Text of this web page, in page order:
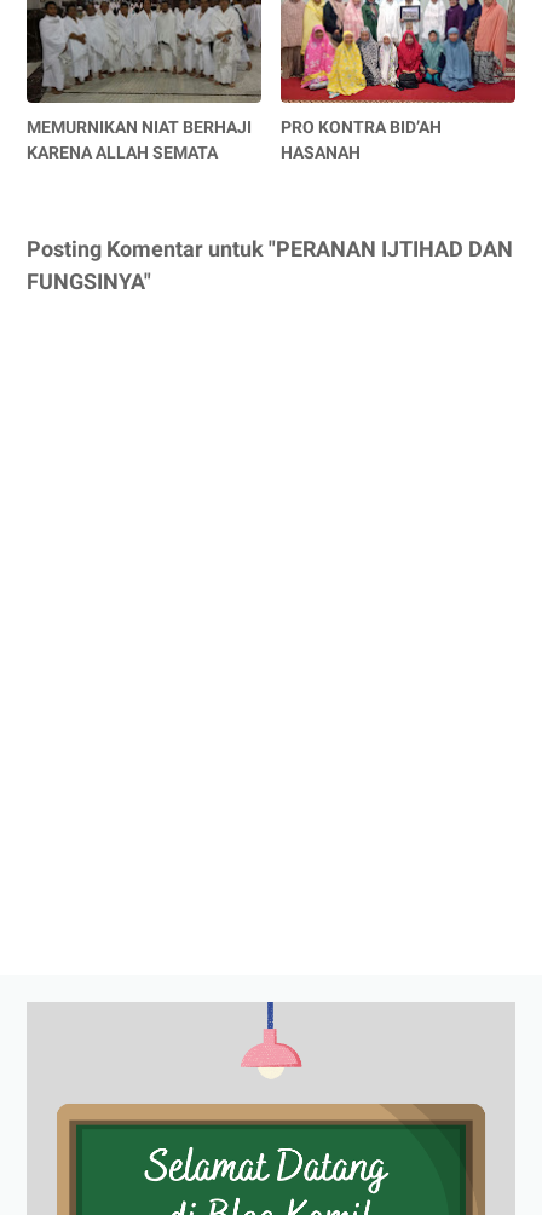
MEMURNIKAN NIAT BERHAJI
KARENA ALLAH SEMATA
PRO KONTRA BID’AH
HASANAH
Posting Komentar untuk "PERANAN IJTIHAD DAN
FUNGSINYA"